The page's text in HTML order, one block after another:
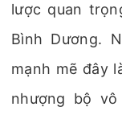
lược quan
Bình Dương.
mạnh mẽ đây
nhượng bộ